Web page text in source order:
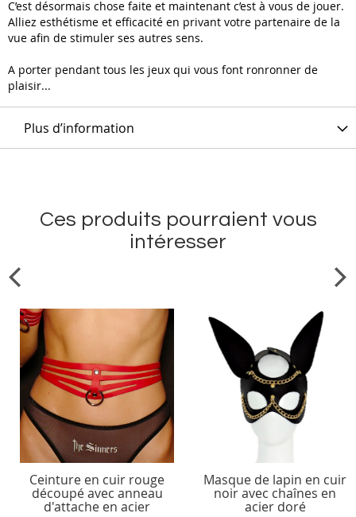
C’est désormais chose faite et maintenant c’est à vous de jouer.
Alliez esthétisme et efficacité en privant votre partenaire de la
vue afin de stimuler ses autres sens.
A porter pendant tous les jeux qui vous font ronronner de
plaisir...
Plus d’information
Ces produits pourraient vous
intéresser
Ceinture en cuir rouge
découpé avec anneau
d'attache en acier
Masque de lapin en cuir
noir avec chaînes en
acier doré